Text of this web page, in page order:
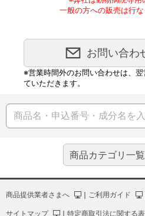
一般の方への販売は行な
お問い合わ
※営業時間外のお問い合わせは、
ていただきます。
商品カテゴリ一
商品提供業者さまへ ｜ ご利用ガイド
サイトマップ ｜ 特定商取引法に関する